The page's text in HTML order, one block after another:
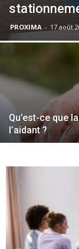
PROXIMA - 17 août
Qu’est-ce que
l’aidant ?